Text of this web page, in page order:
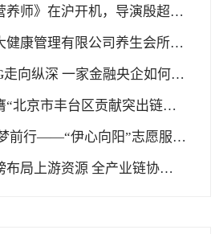
开机，导演殷超携手礼仪专家周思敏聚焦国民健康
管理有限公司养生会所盛大开业
一家金融央企如何连接国家战略与民生需求
市丰台区贡献突出链长单位”奖项
心向阳”志愿服务队开展幼儿园科普公益志愿活动
游资源 全产业链协同再塑成长新动能